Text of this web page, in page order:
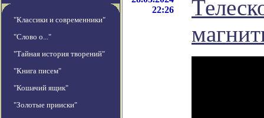
"Классики и современники"
"Слово о..."
"Тайная история творений"
"Книга писем"
"Кошачий ящик"
"Золотые прииски"
22:26